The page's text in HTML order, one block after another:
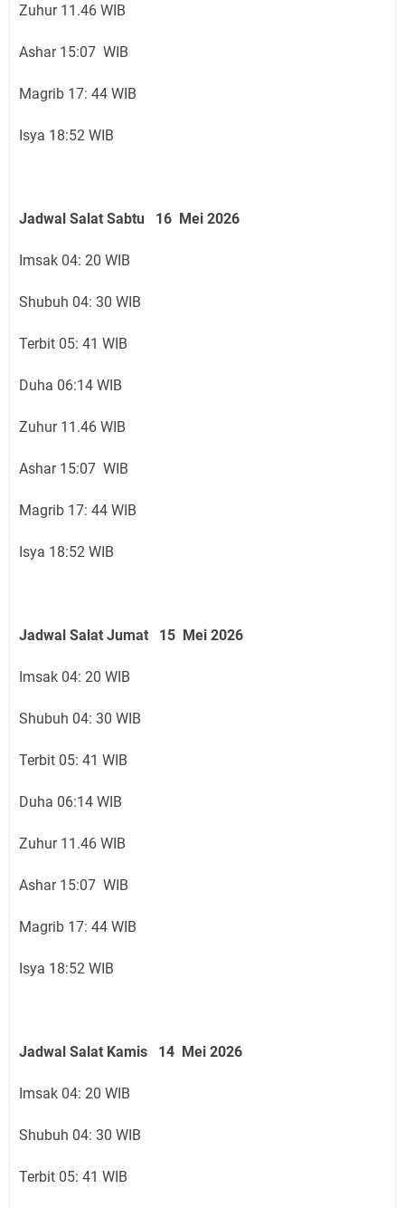
Zuhur 11.46 WIB
Ashar 15:07 WIB
Magrib 17: 44 WIB
Isya 18:52 WIB
Jadwal Salat Sabtu 16 Mei 2026
Imsak 04: 20 WIB
Shubuh 04: 30 WIB
Terbit 05: 41 WIB
Duha 06:14 WIB
Zuhur 11.46 WIB
Ashar 15:07 WIB
Magrib 17: 44 WIB
Isya 18:52 WIB
Jadwal Salat Jumat 15 Mei 2026
Imsak 04: 20 WIB
Shubuh 04: 30 WIB
Terbit 05: 41 WIB
Duha 06:14 WIB
Zuhur 11.46 WIB
Ashar 15:07 WIB
Magrib 17: 44 WIB
Isya 18:52 WIB
Jadwal Salat Kamis 14 Mei 2026
Imsak 04: 20 WIB
Shubuh 04: 30 WIB
Terbit 05: 41 WIB